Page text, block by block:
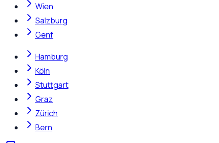
Wien
Salzburg
Genf
Hamburg
Köln
Stuttgart
Graz
Zürich
Bern